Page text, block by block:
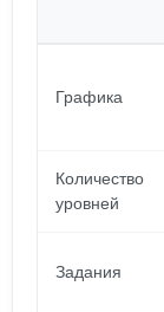
Графика
Количество
уровней
Задания